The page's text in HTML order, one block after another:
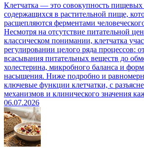
Клетчатка — это совокупность пищевых
содержащихся в растительной пище,
расщепляются ферментами
Несмотря на отсутствие питательной
классическом понимании, клетчатка
регулировании целого ряда процессов:
всасывания питательных веществ до
холестерина, микробного баланса и
насыщения. Ниже подробно и
ключевые функции клетчатки, с
механизмов и клинического значения
06.07.2026